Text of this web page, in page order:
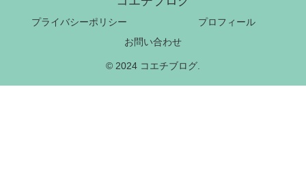
プライバシーポリシー
プロフィール
お問い合わせ
© 2024 コエチブログ.